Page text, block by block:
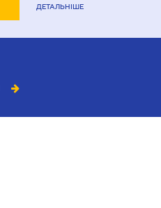
ДЕТАЛЬНІШЕ